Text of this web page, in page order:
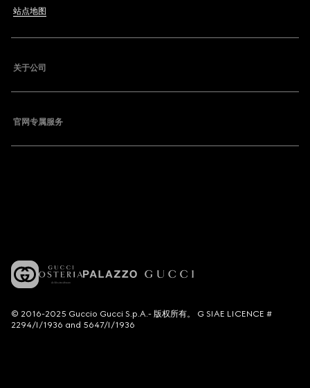
站点地图
关于公司
官网专属服务
© 2016-2025 Guccio Gucci S.p.A.- 版权所有。 G SIAE LICENCE #
2294/I/1936 and 5647/I/1936